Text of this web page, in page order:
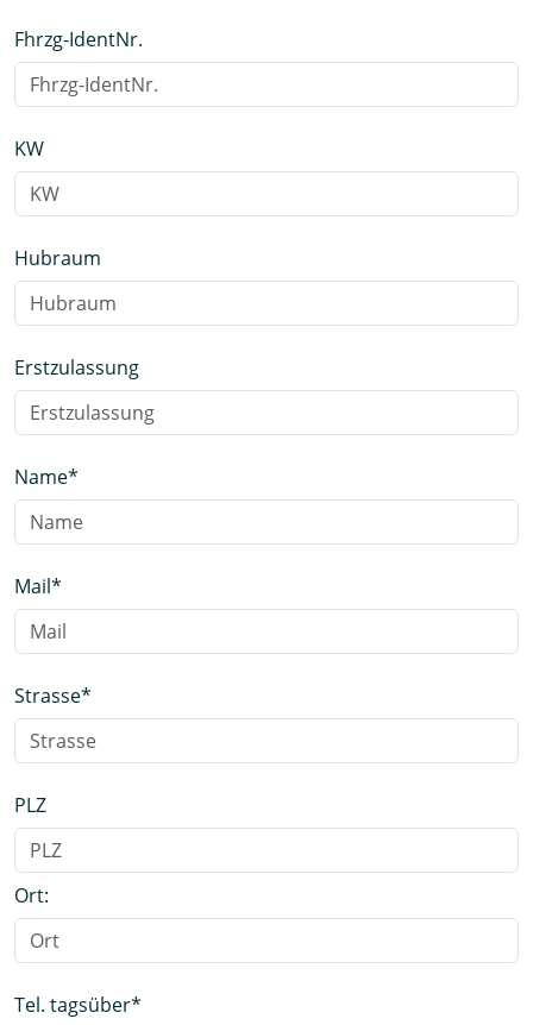
Fhrzg-IdentNr.
KW
Hubraum
Erstzulassung
Name*
Mail*
Strasse*
PLZ
Ort:
Tel. tagsüber*